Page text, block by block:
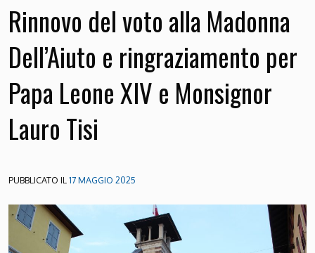
Rinnovo del voto alla Madonna
Dell’Aiuto e ringraziamento per
Papa Leone XIV e Monsignor
Lauro Tisi
PUBBLICATO IL17 MAGGIO 2025